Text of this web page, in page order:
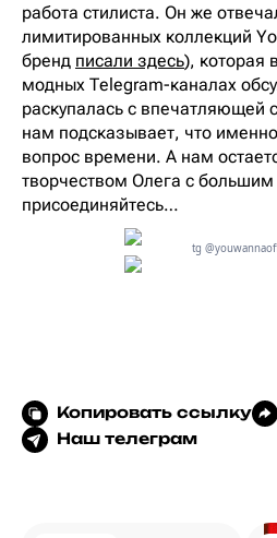
работа стилиста. Он же
лимитированных коллекций
бренд писали здесь), которая
модных Telegram-каналах
раскупалась с впечатляющей
нам подсказывает, что
вопрос времени. А нам
творчеством Олега с большим
присоединяйтесь…
tg
Копировать ссылку
Наш телеграм